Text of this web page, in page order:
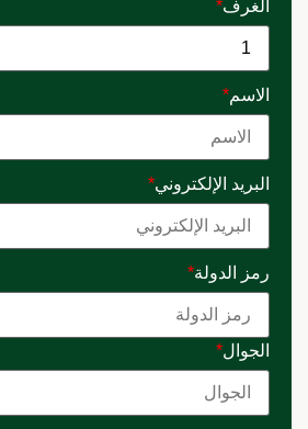
الغرف*
الاسم*
البريد الإلكتروني*
رمز الدولة*
الجوال*